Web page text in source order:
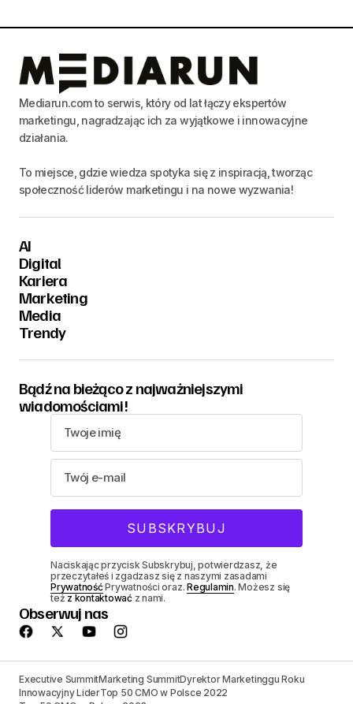
Mediarun.com to serwis, który od lat łączy ekspertów
marketingu, nagradzając ich za wyjątkowe i innowacyjne
działania.
To miejsce, gdzie wiedza spotyka się z inspiracją, tworząc
społeczność liderów marketingu i na nowe wyzwania!
AI
Digital
Kariera
Marketing
Media
Trendy
Bądź na bieżąco z najważniejszymi
wiadomościami!
Naciskając przycisk Subskrybuj, potwierdzasz, że
przeczytałeś i zgadzasz się z naszymi zasadami
PrywatnośćPrywatności oraz.Regulamin. Możesz się
też z kontaktowaćz nami.
Obserwuj nas
Executive SummitMarketing SummitDyrektor Marketinggu Roku
Innowacyjny LiderTop 50 CMO w Polsce 2022